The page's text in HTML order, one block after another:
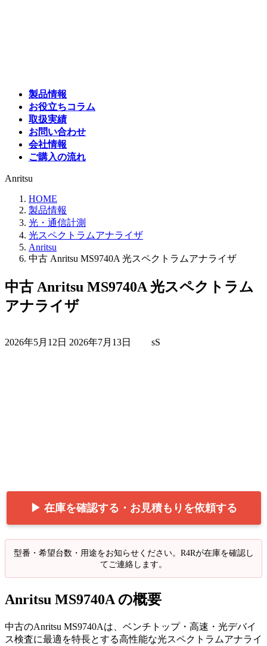
製品情報
お役立ちコラム
取扱実績
お問い合わせ
会社情報
ご購入の流れ
Anritsu
HOME
製品情報
光・通信計測
光スペクトラムアナライザ
Anritsu
中古 Anritsu MS9740A 光スペクトラムアナライザ
中古 Anritsu MS9740A 光スペクトラム
アナライザ
2026年5月12日 終
2026年7月13日 sS
▶ 在庫を確認する・お見積もりを依頼する
型番・希望台数・用途をお知らせください。R4Rが在庫を確認し
てご連絡します。
Anritsu MS9740A の概要
中古のAnritsu MS9740Aは、ベンチトップ・高速・光デバイ
ス検査に最適を特長とする高性能な光スペクトラムアナライ